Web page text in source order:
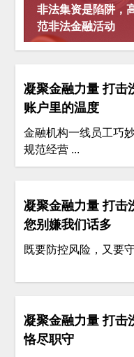
非法集资是陷阱，
范非法金融活动
凝聚金融力量 打
账户里的温度
金融机构一线员工巧
规范经营 ...
凝聚金融力量 打
您别嫌我们话多
既要防控风险，又要
凝聚金融力量 打
恪尽职守